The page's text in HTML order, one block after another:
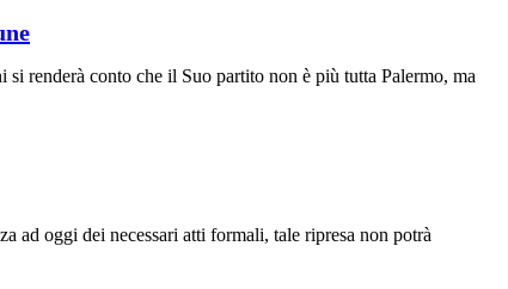
renderà conto che il Suo partito non è più tutta Palermo, ma
ad oggi dei necessari atti formali, tale ripresa non potrà